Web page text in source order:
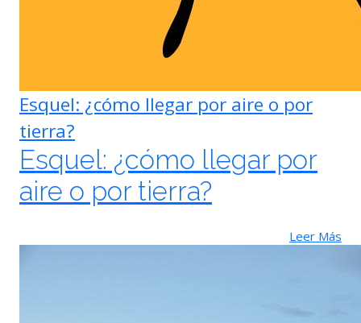
Esquel: ¿cómo llegar por aire o por
tierra?
Esquel: ¿cómo llegar por
aire o por tierra?
Leer Más